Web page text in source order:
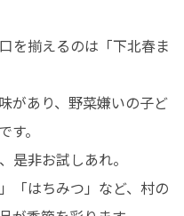
を揃えるのは「下北春ま
があり、野菜嫌いの子ど
。
是非お試しあれ。
「はちみつ」など、村の